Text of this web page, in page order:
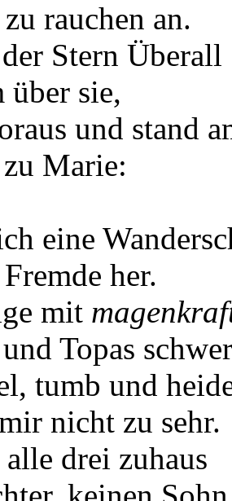
rauchen an.
Stern Überall
über sie,
und stand
Marie:
eine
her.
mit
Topas schwer
tumb und
nicht zu sehr.
alle drei zuhaus